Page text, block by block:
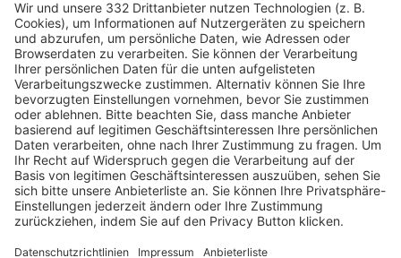
Pässe und Vereinswechsel
Trainerausbildung
Schulungsangebot Vereinsmitarbeiter
BFV-Geschäftsstellen
Trainerbörse
Login SpielPlus
FOLGE DEM BFV